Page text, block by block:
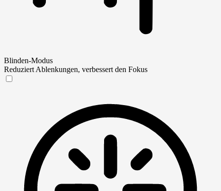
Blinden-Modus
Reduziert Ablenkungen, verbessert den Fokus